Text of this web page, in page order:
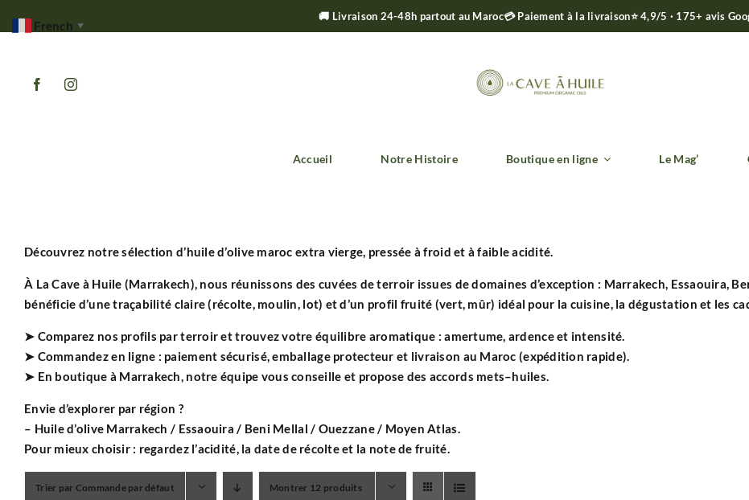
🚚 Livraison 24-48h partout au Maroc💳 Paiement à la livraison⭐ 4,9/5 · 175+ avis
contenu
Accueil Notre Histoire Boutique en ligne Le Mag’
Découvrez notre sélection d’huile d’olive maroc extra vierge, pressée à froid et àfaible acidité.
À La Cave à Huile (Marrakech), nous réunissons des cuvées de terroir issues de domaines d’exception : Marrakech, Essaouira,
bénéficie d’une traçabilité claire (récolte, moulin, lot) et d’un profil fruité (vert, mûr) idéal pour la cuisine, la dégustation et les
➤ Comparez nos profils par terroir et trouvez votre équilibre aromatique : amertume, ardence et intensité.
➤ Commandez en ligne : paiement sécurisé, emballage protecteur et livraison au Maroc (expédition rapide).
➤ En boutique à Marrakech, notre équipe vous conseille et propose des accords mets–huiles.
Envie d’explorer par région ?
– Huile d’olive Marrakech / Essaouira / Beni Mellal / Ouezzane/ Moyen Atlas.
Pour mieux choisir : regardez l’acidité, la date de récolteet la note defruité.
Trier par Commande par défaut Montrer 12 produits
French ▼